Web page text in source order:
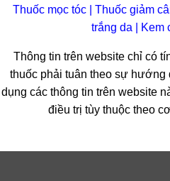
Thuốc mọc tóc Thuốc giảm
trắng da| Kem
Thông tin trên website chỉ có
thuốc phải tuân theo sự hướng
dụng các thông tin trên website
điều trị tùy thuộc theo